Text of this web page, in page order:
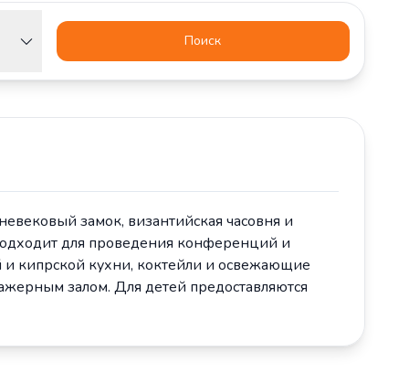
Поиск
замок, византийская часовня и
для проведения конференций и
и кипрской кухни, коктейли и освежающие
залом. Для детей предоставляются